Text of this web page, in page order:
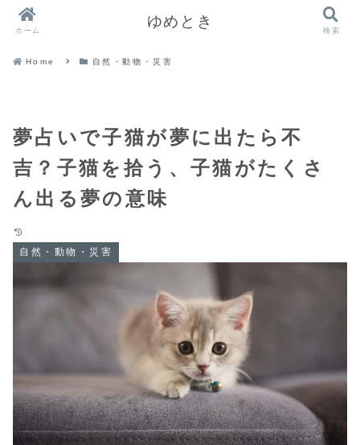
Home 自然・動物・災害
夢占いで子猫が夢に出たら不
吉？子猫を拾う、子猫がたくさ
ん出る夢の意味
自然・動物・災害
ホーム ゆめとき 検索